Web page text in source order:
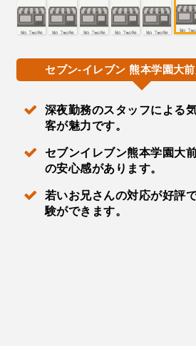
セブン-イレブン 熊本学園大
深夜勤務のスタッフによる
客が魅力です。
セブンイレブン熊本学園大
の安心感があります。
若いお兄さんの対応が好評
験ができます。